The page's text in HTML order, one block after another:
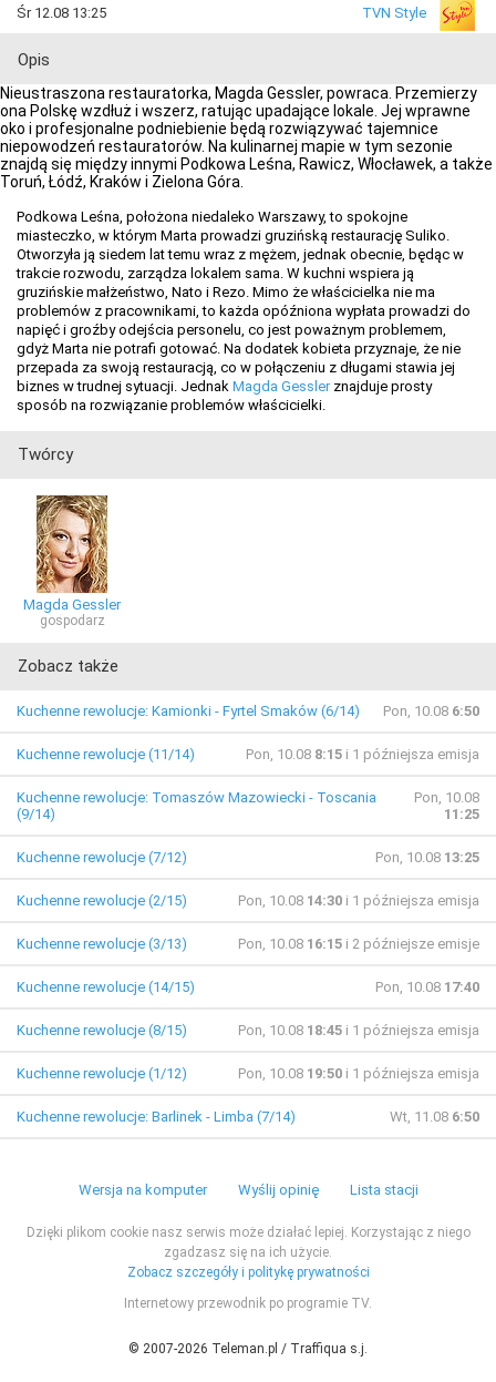
Śr 12.08 13:25 TVN Style
Opis
Nieustraszona restauratorka, Magda Gessler, powraca. Przemierzy
ona Polskę wzdłuż i wszerz, ratując upadające lokale. Jej wprawne
oko i profesjonalne podniebienie będą rozwiązywać tajemnice
niepowodzeń restauratorów. Na kulinarnej mapie w tym sezonie
znajdą się między innymi Podkowa Leśna, Rawicz, Włocławek, a także
Toruń, Łódź, Kraków i Zielona Góra.
Podkowa Leśna, położona niedaleko Warszawy, to spokojne
miasteczko, w którym Marta prowadzi gruzińską restaurację Suliko.
Otworzyła ją siedem lat temu wraz z mężem, jednak obecnie, będąc w
trakcie rozwodu, zarządza lokalem sama. W kuchni wspiera ją
gruzińskie małżeństwo, Nato i Rezo. Mimo że właścicielka nie ma
problemów z pracownikami, to każda opóźniona wypłata prowadzi do
napięć i groźby odejścia personelu, co jest poważnym problemem,
gdyż Marta nie potrafi gotować. Na dodatek kobieta przyznaje, że nie
przepada za swoją restauracją, co w połączeniu z długami stawia jej
biznes w trudnej sytuacji. Jednak Magda Gesslerznajduje prosty
sposób na rozwiązanie problemów właścicielki.
Twórcy
Magda Gessler
gospodarz
Zobacz także
Kuchenne rewolucje: Kamionki - Fyrtel Smaków (6/14) Pon, 10.08 6:50
Kuchenne rewolucje (11/14) Pon, 10.08 8:15 i 1 późniejsza emisja
Kuchenne rewolucje: Tomaszów Mazowiecki - Toscania
(9/14)
Pon, 10.08
11:25
Kuchenne rewolucje (7/12) Pon, 10.08 13:25
Kuchenne rewolucje (2/15) Pon, 10.08 14:30 i 1 późniejsza emisja
Kuchenne rewolucje (3/13) Pon, 10.08 16:15 i 2 późniejsze emisje
Kuchenne rewolucje (14/15) Pon, 10.08 17:40
Kuchenne rewolucje (8/15) Pon, 10.08 18:45 i 1 późniejsza emisja
Kuchenne rewolucje (1/12) Pon, 10.08 19:50 i 1 późniejsza emisja
Kuchenne rewolucje: Barlinek - Limba (7/14) Wt, 11.08 6:50
Wersja na komputer Wyślij opinię Lista stacji
Dzięki plikom cookie nasz serwis może działać lepiej. Korzystając z niego
zgadzasz się na ich użycie.
Zobacz szczegóły i politykę prywatności
Internetowy przewodnik po programie TV.
© 2007-2026 Teleman.pl / Traffiqua s.j.